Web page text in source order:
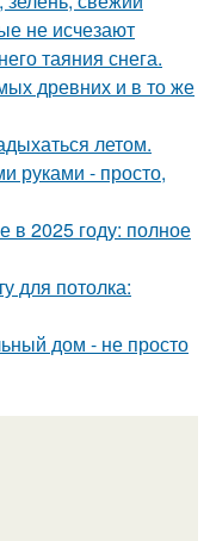
не исчезают
таяния снега.
древних и в то же
летом.
руками - просто,
в 2025 году: полное
для потолка:
дом - не просто